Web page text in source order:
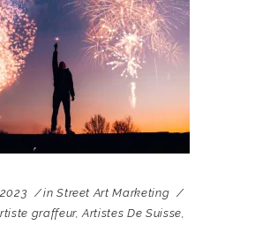
in Street Art Marketing
graffeur,Artistes De Suisse